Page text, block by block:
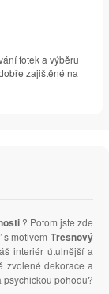
fotek a výběru
zajištěné na
? Potom jste zde
motivem Třešňový
interiér útulnější a
zvolené dekorace a
psychickou pohodu?